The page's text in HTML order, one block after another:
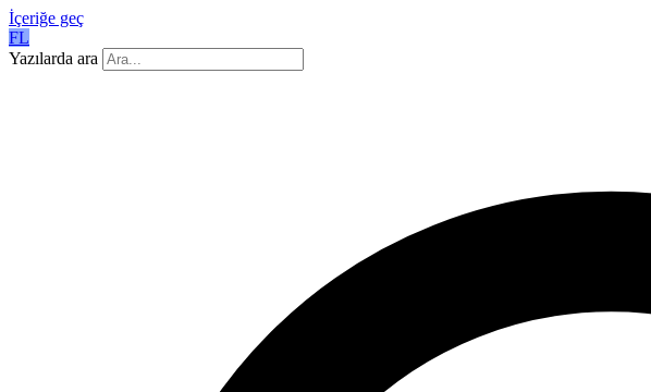
İçeriğe geç
FL
Yazılarda ara